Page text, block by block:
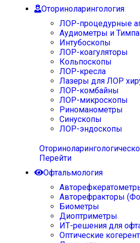
Оториноларингология
ЛОР-процедурные
Аудиометры и
Интубоскопы
ЛОР-коагуляторы
Кольпоскопы
ЛОР-кресла
Лазеры для ЛОР
ЛОР-комбайны
ЛОР-микроскопы
Риноманометры
Синускопы
ЛОР-эндоскопы
Перейти
Офтальмология
Авторефракторы
Биометры
Диоптриметры
ИТ-решения для
Оптические